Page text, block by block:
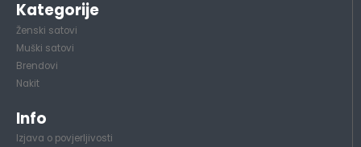
Kategorije
Ženski satovi
Muški satovi
Brendovi
Nakit
Info
Izjava o povjerljivosti